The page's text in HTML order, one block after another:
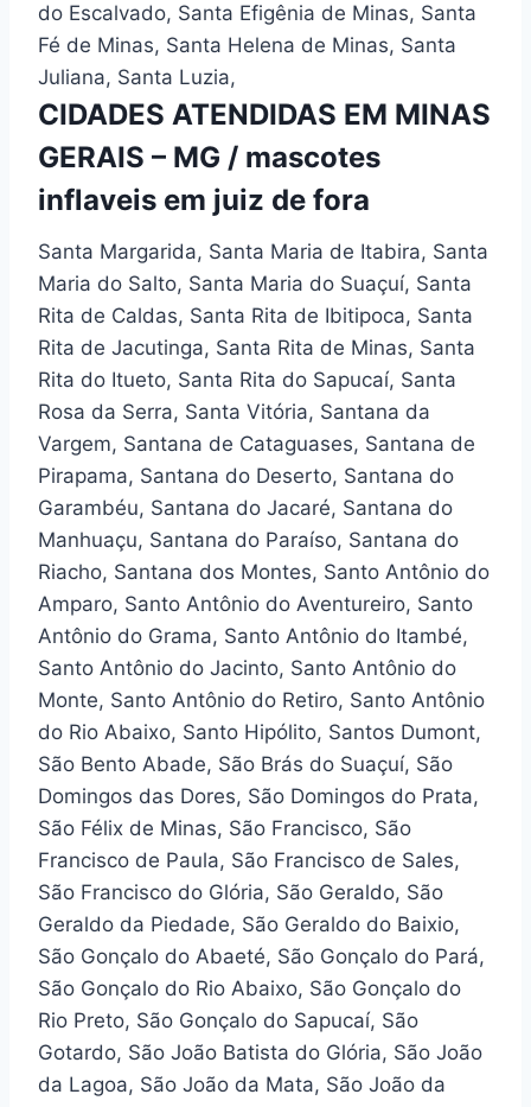
do Escalvado, Santa Efigênia de Minas, Santa
Fé de Minas, Santa Helena de Minas, Santa
Juliana, Santa Luzia,
CIDADES ATENDIDAS EM MINAS
GERAIS – MG / mascotes
inflaveis em juiz de fora
Santa Margarida, Santa Maria de Itabira, Santa
Maria do Salto, Santa Maria do Suaçuí, Santa
Rita de Caldas, Santa Rita de Ibitipoca, Santa
Rita de Jacutinga, Santa Rita de Minas, Santa
Rita do Itueto, Santa Rita do Sapucaí, Santa
Rosa da Serra, Santa Vitória, Santana da
Vargem, Santana de Cataguases, Santana de
Pirapama, Santana do Deserto, Santana do
Garambéu, Santana do Jacaré, Santana do
Manhuaçu, Santana do Paraíso, Santana do
Riacho, Santana dos Montes, Santo Antônio do
Amparo, Santo Antônio do Aventureiro, Santo
Antônio do Grama, Santo Antônio do Itambé,
Santo Antônio do Jacinto, Santo Antônio do
Monte, Santo Antônio do Retiro, Santo Antônio
do Rio Abaixo, Santo Hipólito, Santos Dumont,
São Bento Abade, São Brás do Suaçuí, São
Domingos das Dores, São Domingos do Prata,
São Félix de Minas, São Francisco, São
Francisco de Paula, São Francisco de Sales,
São Francisco do Glória, São Geraldo, São
Geraldo da Piedade, São Geraldo do Baixio,
São Gonçalo do Abaeté, São Gonçalo do Pará,
São Gonçalo do Rio Abaixo, São Gonçalo do
Rio Preto, São Gonçalo do Sapucaí, São
Gotardo, São João Batista do Glória, São João
da Lagoa, São João da Mata, São João da